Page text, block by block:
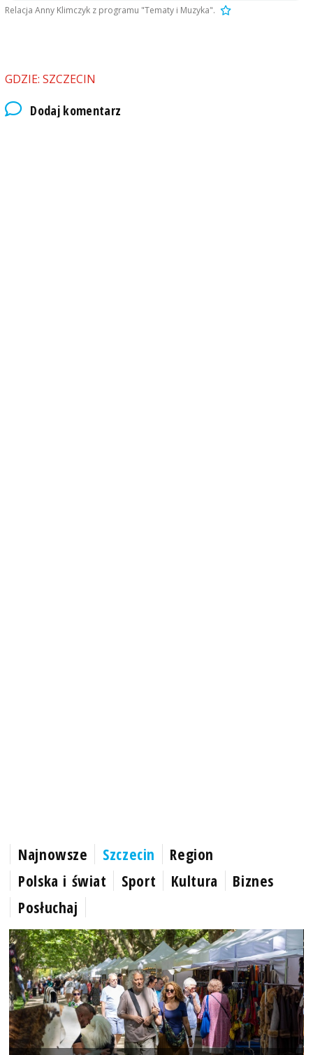
Relacja Anny Klimczyk z programu "Tematy i Muzyka".
GDZIE: SZCZECIN
Dodaj komentarz
Najnowsze Szczecin
Region
Polska i świat
Sport Kultura
Biznes
Posłuchaj